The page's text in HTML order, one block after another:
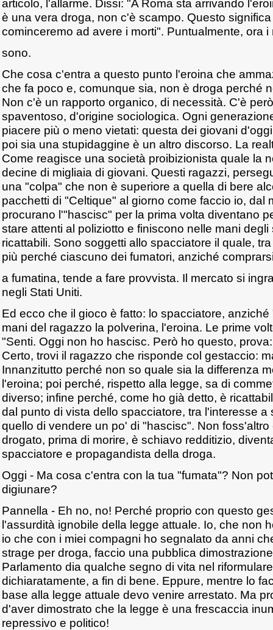
articolo, l'allarme. Dissi: "A Roma sta arrivando
è una vera droga, non c'è scampo. Questo
cominceremo ad avere i morti". Puntualmente, ora i
sono.
Che cosa c'entra a questo punto l'eroina che
che fa poco e, comunque sia, non è droga perché
Non c'è un rapporto organico, di necessità. C'è
spaventoso, d'origine sociologica. Ogni
piacere più o meno vietati: questa dei giovani
poi sia una stupidaggine è un altro discorso. La
Come reagisce una società proibizionista quale la
decine di migliaia di giovani. Questi ragazzi,
una "colpa" che non è superiore a quella di bere
pacchetti di "Celtique" al giorno come faccio io, dal
procurano l'"hascisc" per la prima volta diventano
stare attenti al poliziotto e finiscono nelle mani
ricattabili. Sono soggetti allo spacciatore il quale,
più perché ciascuno dei fumatori, anziché
a fumatina, tende a fare provvista. Il mercato si
negli Stati Uniti.
Ed ecco che il gioco è fatto: lo spacciatore,
mani del ragazzo la polverina, l'eroina. Le prime
"Senti. Oggi non ho hascisc. Però ho questo,
Certo, trovi il ragazzo che risponde col gestaccio:
Innanzitutto perché non so quale sia la differenza
l'eroina; poi perché, rispetto alla legge, sa di
diverso; infine perché, come ho già detto, è
dal punto di vista dello spacciatore, tra l'interesse a
quello di vendere un po' di "hascisc". Non
drogato, prima di morire, è schiavo redditizio,
spacciatore e propagandista della droga.
Oggi - Ma cosa c'entra con la tua "fumata"? Non
digiunare?
Pannella - Eh no, no! Perché proprio con questo
l'assurdità ignobile della legge attuale. Io, che non
io che con i miei compagni ho segnalato da anni
strage per droga, faccio una pubblica
Parlamento dia qualche segno di vita nel
dichiaratamente, a fin di bene. Eppure, mentre lo
base alla legge attuale devo venire arrestato. Ma
d'aver dimostrato che la legge è una frescaccia
repressivo e politico!